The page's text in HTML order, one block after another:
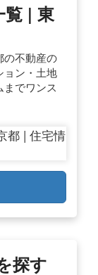
覧 | 東
の不動産の
ョン・土地
でワンス
探す